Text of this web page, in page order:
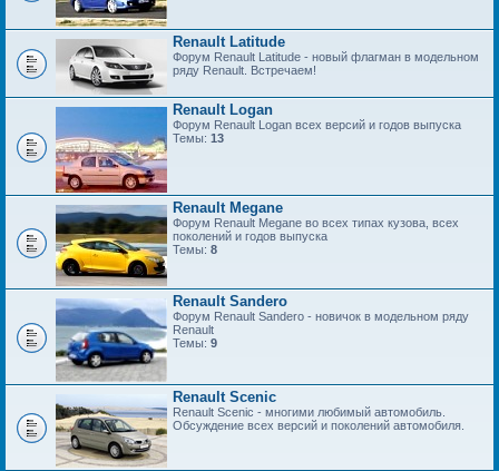
Renault Latitude
Форум Renault Latitude - новый флагман в модельном
ряду Renault. Встречаем!
Renault Logan
Форум Renault Logan всех версий и годов выпуска
Темы: 13
Renault Megane
Форум Renault Megane во всех типах кузова, всех
поколений и годов выпуска
Темы: 8
Renault Sandero
Форум Renault Sandero - новичок в модельном ряду
Renault
Темы: 9
Renault Scenic
Renault Scenic - многими любимый автомобиль.
Обсуждение всех версий и поколений автомобиля.